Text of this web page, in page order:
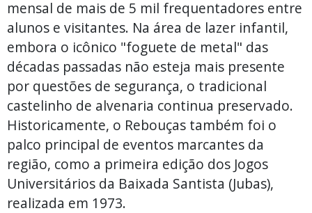
mensal de mais de 5 mil frequentadores entre
alunos e visitantes. Na área de lazer infantil,
embora o icônico "foguete de metal" das
décadas passadas não esteja mais presente
por questões de segurança, o tradicional
castelinho de alvenaria continua preservado.
Historicamente, o Rebouças também foi o
palco principal de eventos marcantes da
região, como a primeira edição dos Jogos
Universitários da Baixada Santista (Jubas),
realizada em 1973.